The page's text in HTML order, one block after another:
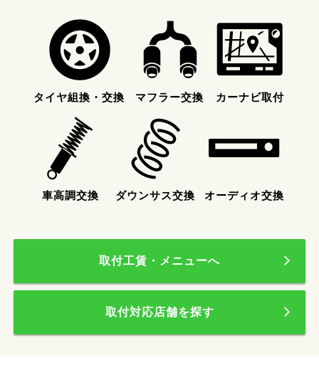
タイヤ組換・交換 マフラー交換 カーナビ取付
車高調交換 ダウンサス交換 オーディオ交換
取付工賃・メニューへ
取付対応店舗を探す